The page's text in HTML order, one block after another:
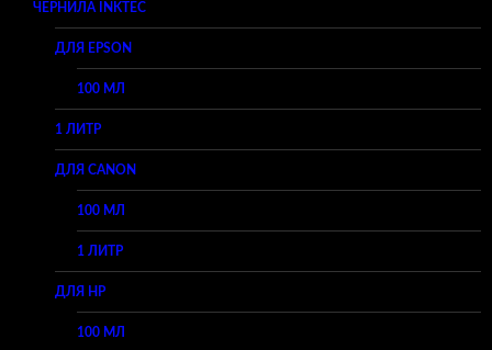
ЧЕРНИЛА INKTEC
ДЛЯ EPSON
100 МЛ
1 ЛИТР
ДЛЯ CANON
100 МЛ
1 ЛИТР
ДЛЯ HP
100 МЛ